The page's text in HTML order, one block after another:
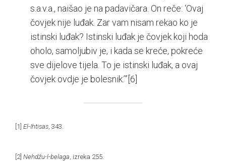
s.a.v.a., naišao je na padavičara. On reče: ‘Ovaj
čovjek nije luđak. Zar vam nisam rekao ko je
istinski luđak? Istinski luđak je čovjek koji hoda
oholo, samoljubiv je, i kada se kreće, pokreće
sve dijelove tijela. To je istinski luđak, a ovaj
čovjek ovdje je bolesnik.’”[6]
[1] El-Ihtisas , 343.
[2] Nehdžu-l-belaga , izreka 255.